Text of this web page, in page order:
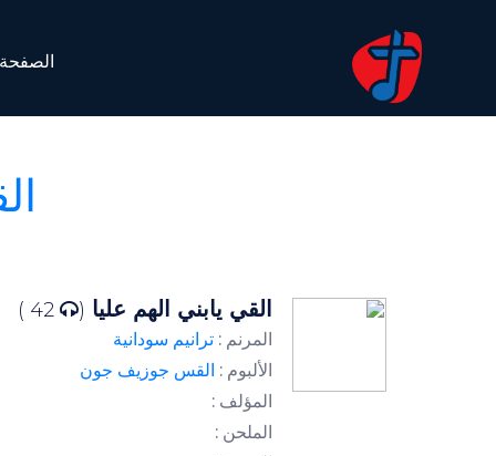
القي يابني الهم عليا (
المرنم : ترانيم سودانية
الألبوم : القس جوزيف جون
المؤلف :
الملحن :